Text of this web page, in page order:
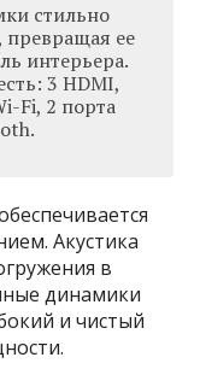
стильно
ее
интерьера.
3 HDMI,
Fi, 2 порта
Акустика
в
динамики
и чистый